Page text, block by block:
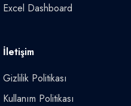
Excel Dashboard
İletişim
Gizlilik Politikası
Kullanım Politikası